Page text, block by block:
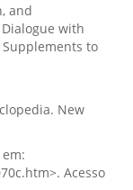
and
with
to
New
Acesso